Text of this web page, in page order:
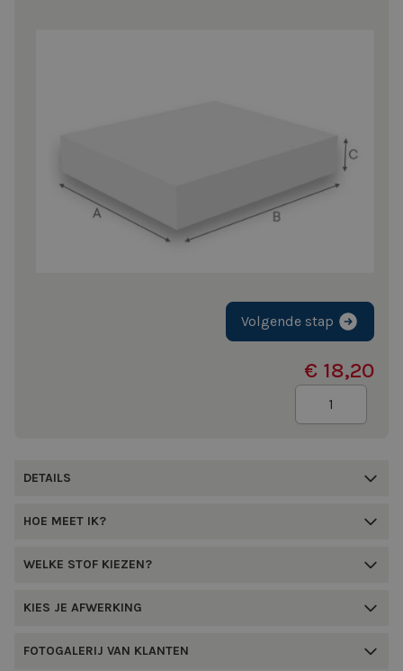
Volgende stap
€ 18,20
DETAILS
HOE MEET IK?
WELKE STOF KIEZEN?
KIES JE AFWERKING
FOTOGALERIJ VAN KLANTEN